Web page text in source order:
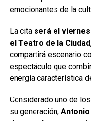
emocionantes de la
La cita será el viernes
el Teatro de la Ciudad
compartirá escenario
espectáculo que
energía característica
Considerado uno de
su generación, Antonio